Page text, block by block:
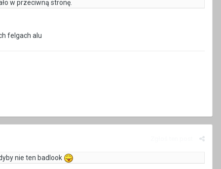
w przeciwną stronę.
felgach alu
nie ten badlook